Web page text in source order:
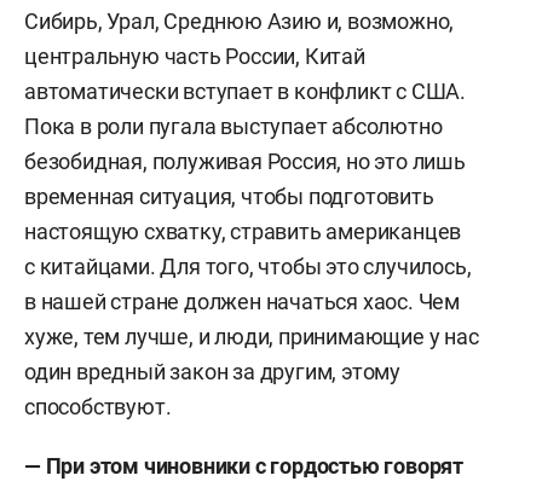
Сибирь, Урал, Среднюю Азию и, возможно,
центральную часть России, Китай
автоматически вступает в конфликт с США.
Пока в роли пугала выступает абсолютно
безобидная, полуживая Россия, но это лишь
временная ситуация, чтобы подготовить
настоящую схватку, стравить американцев
с китайцами. Для того, чтобы это случилось,
в нашей стране должен начаться хаос. Чем
хуже, тем лучше, и люди, принимающие у нас
один вредный закон за другим, этому
способствуют.
— При этом чиновники с гордостью говорят